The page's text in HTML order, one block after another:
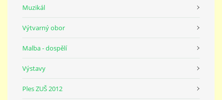
Muzikál
Výtvarný obor
Malba - dospělí
Výstavy
Ples ZUŠ 2012